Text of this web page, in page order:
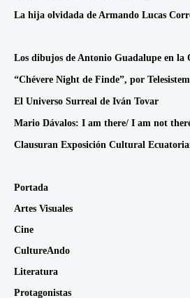
La hija olvidada de Armando Lucas
Los dibujos de Antonio Guadalupe en la
“Chévere Night de Finde”, por
El Universo Surreal de Iván Tovar
Mario Dávalos: I am there/ I am not
Clausuran Exposición Cultural
Portada
Artes Visuales
Cine
CultureAndo
Literatura
Protagonistas